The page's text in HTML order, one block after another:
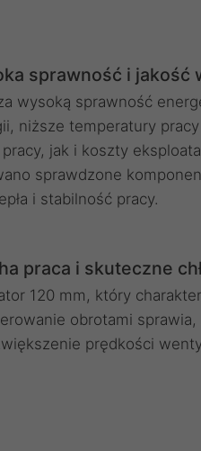
sprawność i jakość
wysoką sprawność
niższe temperatury
jak i koszty
sprawdzone
i stabilność pracy.
praca i skuteczne
120 mm, który
obrotami
prędkości